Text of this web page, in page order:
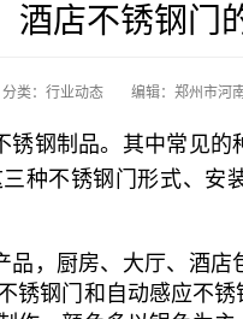
酒店不锈钢门
分类： 行业动态 编辑：郑州市河
钢制品。其中常见
种不锈钢门形式、安
，厨房、大厅、酒
锈钢门和自动感应不